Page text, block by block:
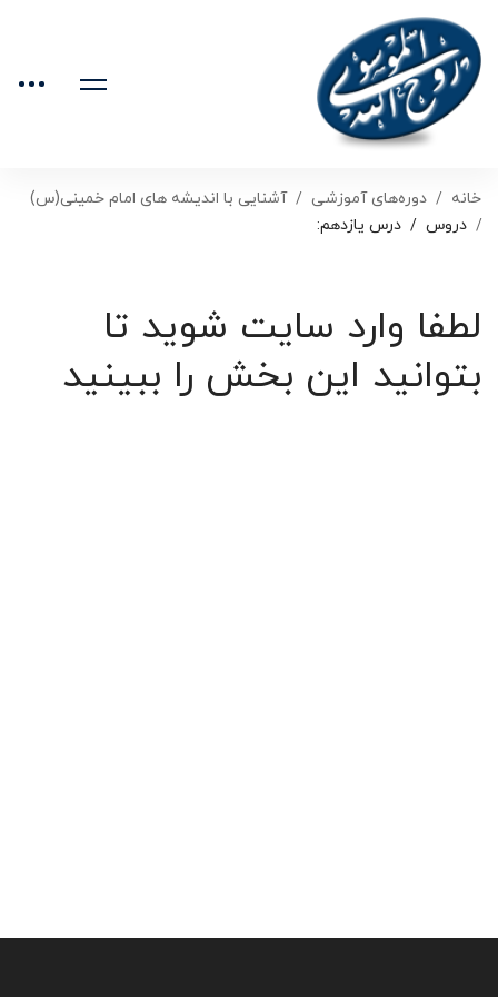
خانه دوره‌های آموزشی
آشنایی با اندیشه های امام خمینی(س)
دروس
درس یازدهم:
لطفا وارد سایت شوید تا
بتوانید این بخش را ببینید